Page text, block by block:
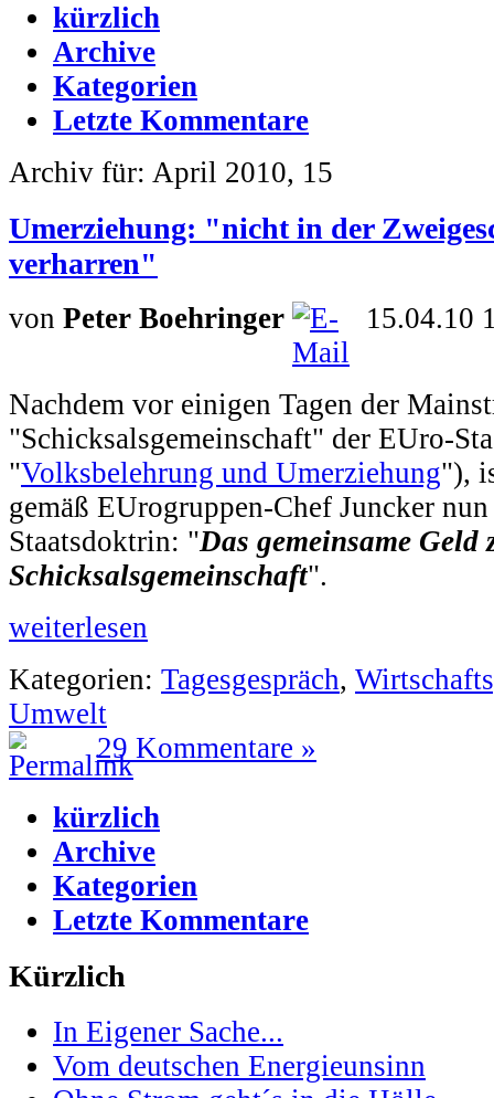
kürzlich
Archive
Kategorien
Letzte Kommentare
Archiv für: April 2010, 15
Umerziehung: "nicht in der
verharren"
von Peter Boehringer 15.04.10
Nachdem vor einigen Tagen der
"Schicksalsgemeinschaft" der EUro-
"Volksbelehrung und Umerziehung"),
gemäß EUrogruppen-Chef Juncker
Staatsdoktrin: "Das gemeinsame
Schicksalsgemeinschaft".
weiterlesen
Kategorien: Tagesgespräch,
Umwelt
29 Kommentare »
kürzlich
Archive
Kategorien
Letzte Kommentare
Kürzlich
In Eigener Sache...
Vom deutschen Energieunsinn